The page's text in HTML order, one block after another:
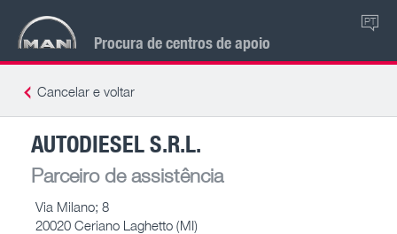
Procura de centros de apoio
PT
Cancelar e voltar
AUTODIESEL S.R.L.
Parceiro de assistência
Via Milano; 8
20020 Ceriano Laghetto (MI)